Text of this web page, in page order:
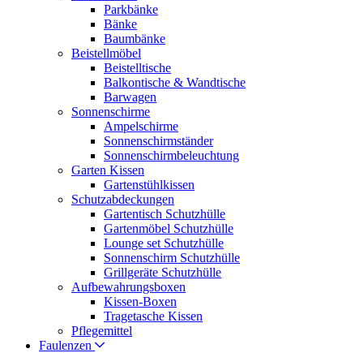
Parkbänke
Bänke
Baumbänke
Beistellmöbel
Beistelltische
Balkontische & Wandtische
Barwagen
Sonnenschirme
Ampelschirme
Sonnenschirmständer
Sonnenschirmbeleuchtung
Garten Kissen
Gartenstühlkissen
Schutzabdeckungen
Gartentisch Schutzhülle
Gartenmöbel Schutzhülle
Lounge set Schutzhülle
Sonnenschirm Schutzhülle
Grillgeräte Schutzhülle
Aufbewahrungsboxen
Kissen-Boxen
Tragetasche Kissen
Pflegemittel
Faulenzen